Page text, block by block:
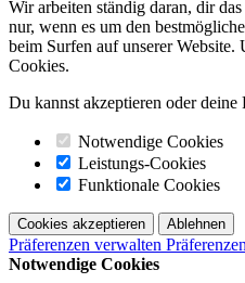
Wir arbeiten ständig daran, dir
nur, wenn es um den
beim Surfen auf unserer
Cookies.
Du kannst akzeptieren oder deine
Notwendige Cookies
Leistungs-Cookies
Funktionale Cookies
Cookies akzeptieren Ablehnen
Präferenzen verwalten
Notwendige Cookies